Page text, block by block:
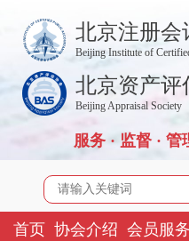
北京注册会
Beijing Institute of
北京资产评
Beijing Appraisal Society
服务 · 监督 · 管
首页 协会介绍 会员服务